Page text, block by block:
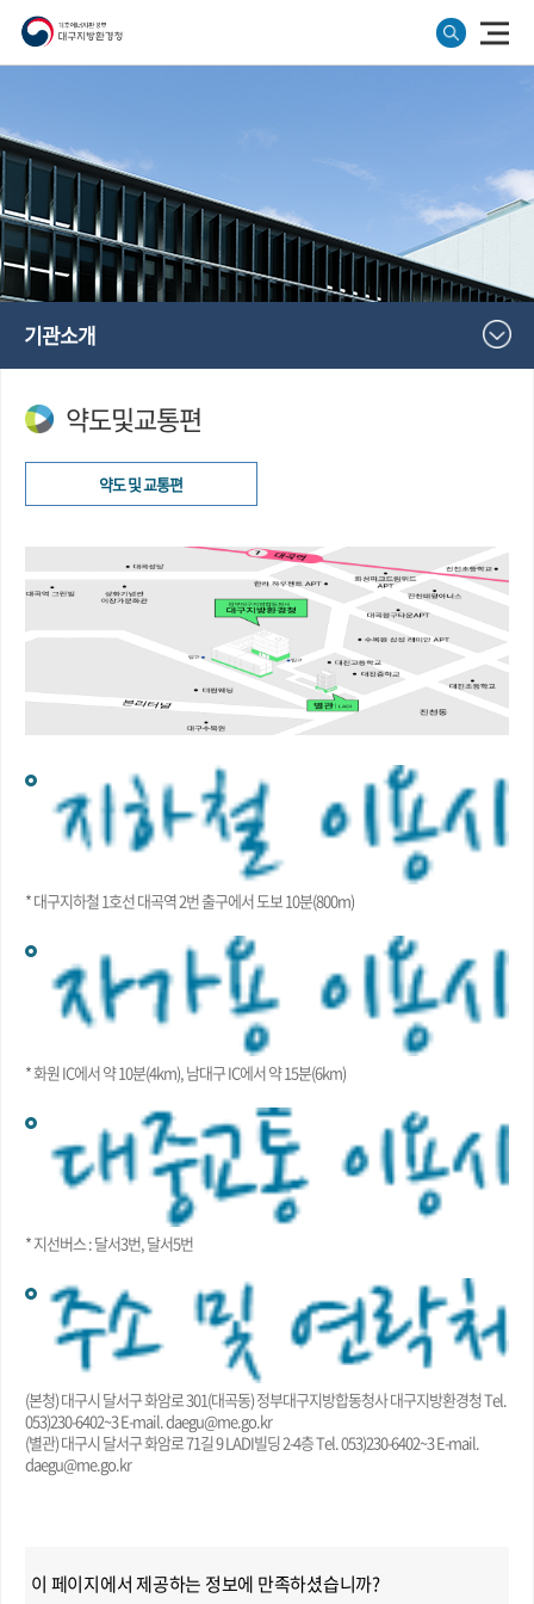
기관소개
약도및교통편
약도 및 교통편
* 대구지하철 1호선 대곡역 2번 출구에서 도보 10분(800m)
* 화원 IC에서 약 10분(4km), 남대구 IC에서 약 15분(6km)
* 지선버스 : 달서3번, 달서5번
(본청) 대구시 달서구 화암로 301(대곡동) 정부대구지방합동청사 대구지방환경청 Tel.
053)230-6402~3 E-mail. daegu@me.go.kr
(별관) 대구시 달서구 화암로 71길 9 LADI빌딩 2-4층 Tel. 053)230-6402~3 E-mail.
daegu@me.go.kr
이 페이지에서 제공하는 정보에 만족하셨습니까?